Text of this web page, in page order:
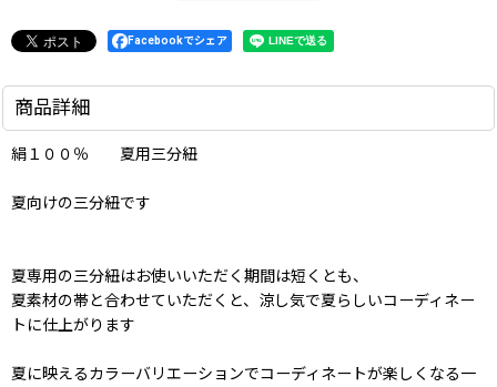
Facebookでシェア
商品詳細
絹１００％ 夏用三分紐
夏向けの三分紐です
夏専用の三分紐はお使いいただく期間は短くとも、
夏素材の帯と合わせていただくと、涼し気で夏らしいコーディネー
トに仕上がります
夏に映えるカラーバリエーションでコーディネートが楽しくなる一